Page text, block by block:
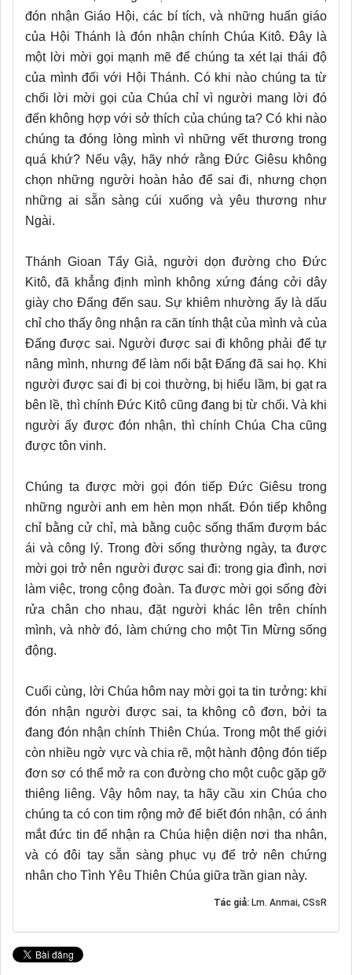
đón nhận Giáo Hội, các bí tích, và những huấn giáo
của Hội Thánh là đón nhận chính Chúa Kitô. Đây là
một lời mời gọi mạnh mẽ để chúng ta xét lại thái độ
của mình đối với Hội Thánh. Có khi nào chúng ta từ
chối lời mời gọi của Chúa chỉ vì người mang lời đó
đến không hợp với sở thích của chúng ta? Có khi nào
chúng ta đóng lòng mình vì những vết thương trong
quá khứ? Nếu vậy, hãy nhớ rằng Đức Giêsu không
chọn những người hoàn hảo để sai đi, nhưng chọn
những ai sẵn sàng cúi xuống và yêu thương như
Ngài.
Thánh Gioan Tẩy Giả, người dọn đường cho Đức
Kitô, đã khẳng định mình không xứng đáng cởi dây
giày cho Đấng đến sau. Sự khiêm nhường ấy là dấu
chỉ cho thấy ông nhận ra căn tính thật của mình và của
Đấng được sai. Người được sai đi không phải để tự
nâng mình, nhưng để làm nổi bật Đấng đã sai họ. Khi
người được sai đi bị coi thường, bị hiểu lầm, bị gạt ra
bên lề, thì chính Đức Kitô cũng đang bị từ chối. Và khi
người ấy được đón nhận, thì chính Chúa Cha cũng
được tôn vinh.
Chúng ta được mời gọi đón tiếp Đức Giêsu trong
những người anh em hèn mọn nhất. Đón tiếp không
chỉ bằng cử chỉ, mà bằng cuộc sống thấm đượm bác
ái và công lý. Trong đời sống thường ngày, ta được
mời gọi trở nên người được sai đi: trong gia đình, nơi
làm việc, trong cộng đoàn. Ta được mời gọi sống đời
rửa chân cho nhau, đặt người khác lên trên chính
mình, và nhờ đó, làm chứng cho một Tin Mừng sống
động.
Cuối cùng, lời Chúa hôm nay mời gọi ta tin tưởng: khi
đón nhận người được sai, ta không cô đơn, bởi ta
đang đón nhận chính Thiên Chúa. Trong một thế giới
còn nhiều ngờ vực và chia rẽ, một hành động đón tiếp
đơn sơ có thể mở ra con đường cho một cuộc gặp gỡ
thiêng liêng. Vậy hôm nay, ta hãy cầu xin Chúa cho
chúng ta có con tim rộng mở để biết đón nhận, có ánh
mắt đức tin để nhận ra Chúa hiện diện nơi tha nhân,
và có đôi tay sẵn sàng phục vụ để trở nên chứng
nhân cho Tình Yêu Thiên Chúa giữa trần gian này.
Tác giả: Lm. Anmai, CSsR